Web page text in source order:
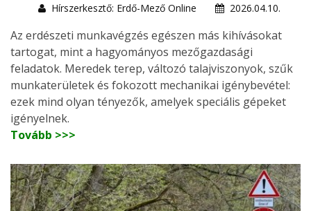
Hírszerkesztő: Erdő-Mező Online
2026.04.10.
Az erdészeti munkavégzés egészen más kihívásokat
tartogat, mint a hagyományos mezőgazdasági
feladatok. Meredek terep, változó talajviszonyok, szűk
munkaterületek és fokozott mechanikai igénybevétel:
ezek mind olyan tényezők, amelyek speciális gépeket
igényelnek.
Tovább >>>